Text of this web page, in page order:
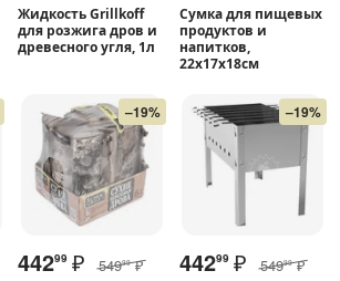
Жидкость Grillkoff
для розжига дров и
древесного угля, 1л
Сумка для пищевых
продуктов и
напитков,
22x17x18см
–19%
44299 ₽ 54999 ₽
–19%
44299 ₽ 54999 ₽